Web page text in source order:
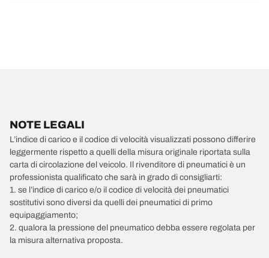
NOTE LEGALI
L’indice di carico e il codice di velocità visualizzati possono differire
leggermente rispetto a quelli della misura originale riportata sulla
carta di circolazione del veicolo. Il rivenditore di pneumatici è un
professionista qualificato che sarà in grado di consigliarti:
1. se l’indice di carico e/o il codice di velocità dei pneumatici
sostitutivi sono diversi da quelli dei pneumatici di primo
equipaggiamento;
2. qualora la pressione del pneumatico debba essere regolata per
la misura alternativa proposta.